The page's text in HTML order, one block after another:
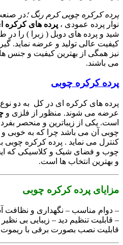
پرده کرکره چوبی کرم رنگ ؛در
نوار پرده عمودی ، پرده های کرکره
شید و پرده های دوبل ( زبرا ) را در
کیفیت عالی تولید و عرضه نماید.
نیز همگی از بهترین کیفیت و جنس
می باشند.
پرده کرکره چوبی
پرده های كركره ای در کل به دو نوع
عرضه می شوند. منظور از فلزی و
است. یکی از زیباترین و منحصر
چوبی آن می باشد چرا که به خوبی و
کنترل می نماید . پرده کرکره
چوب و فضای شیک و کلاسیکی که
و بهترین انتخاب ها است.
مزایای پرده کرکره چوبی
– دوام مناسب – نگهداری و
– قابلیت تنظیم دید – زیبایی بی
قابلیت نصب بصورت برقی با ریموت